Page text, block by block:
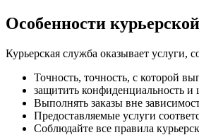
Особенности
Курьерская служба оказывает услуги,
Точность, точность, с которой
защитить конфиденциальность и
Выполнять заказы вне
Предоставляемые услуги
Соблюдайте все правила